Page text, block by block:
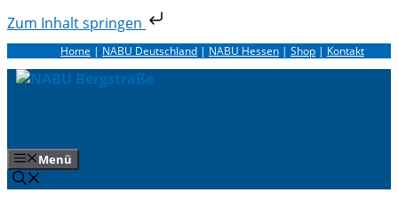
Zum Inhalt springen
Zum
Inhalt
springen
Home | NABU Deutschland | NABU Hessen | Shop | Kontakt
Menü